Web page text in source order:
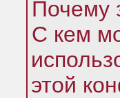
Почему
С кем
этой